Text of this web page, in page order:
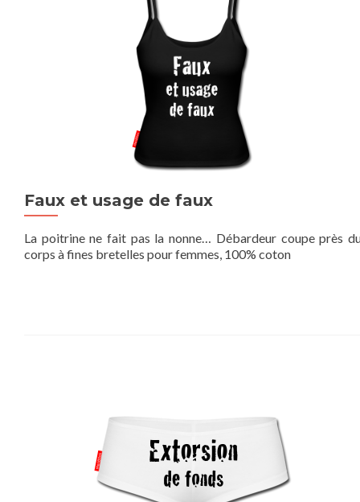
Faux et usage de faux
La poitrine ne fait pas la nonne… Débardeur coupe près
corps à fines bretelles pour femmes, 100% coton